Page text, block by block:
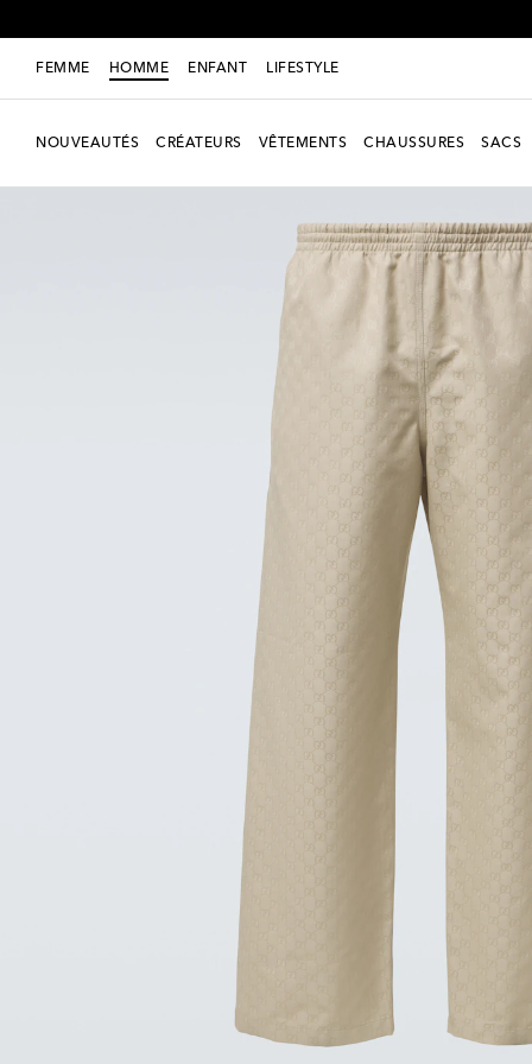
FEMME HOMME ENFANT LIFESTYLE
NOUVEAUTÉS CRÉATEURS VÊTEMENTS CHAUSSURES SACS